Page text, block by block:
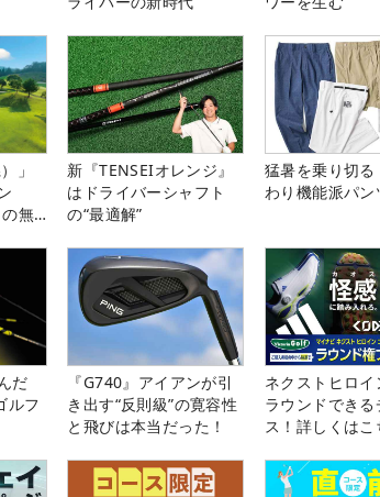
」
無
新『TENSEIオレンジ』
はドライバーシャフト
の“最適解”
猛暑を乗り切
わり機能派パ
だ
ルフ
『G740』アイアンが引
き出す“反則級”の寛容性
と飛びは本当だった！
ネクストヒロ
ラウンドできる
ス！詳しくは